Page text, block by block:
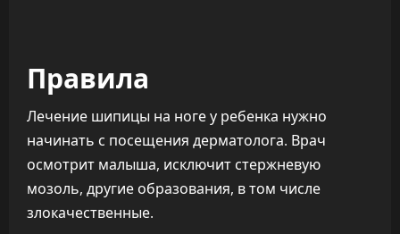
Правила
Лечение шипицы на ноге у ребенка нужно
начинать с посещения дерматолога. Врач
осмотрит малыша, исключит стержневую
мозоль, другие образования, в том числе
злокачественные.